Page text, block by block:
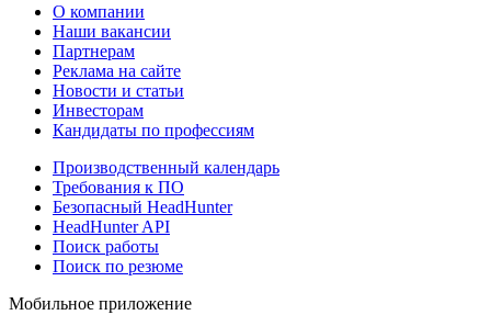
О компании
Наши вакансии
Партнерам
Реклама на сайте
Новости и статьи
Инвесторам
Кандидаты по профессиям
Производственный календарь
Требования к ПО
Безопасный HeadHunter
HeadHunter API
Поиск работы
Поиск по резюме
Мобильное приложение